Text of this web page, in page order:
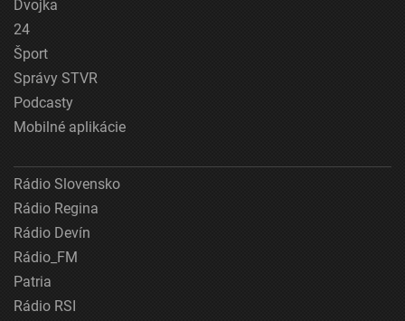
Dvojka
24
Šport
Správy STVR
Podcasty
Mobilné aplikácie
Rádio Slovensko
Rádio Regina
Rádio Devín
Rádio_FM
Patria
Rádio RSI